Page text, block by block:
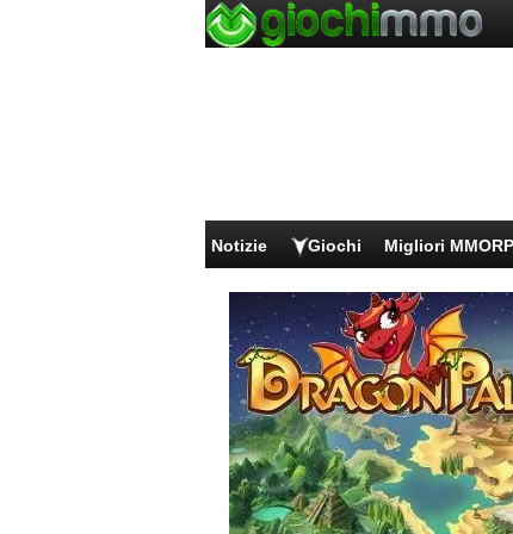
Notizie Giochi Migliori